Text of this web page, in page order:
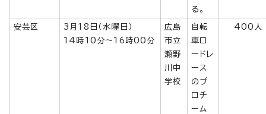
る。
安芸区
3月18日（水曜日）
14時10分～16時00分
広島
市立
瀬野
川中
学校
自転
車ロ
ードレ
ース
のプ
ロチ
ーム
400人